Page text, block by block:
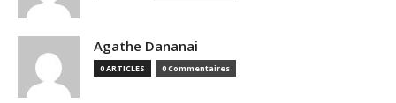
Agathe Dananai
0 ARTICLES 0 Commentaires